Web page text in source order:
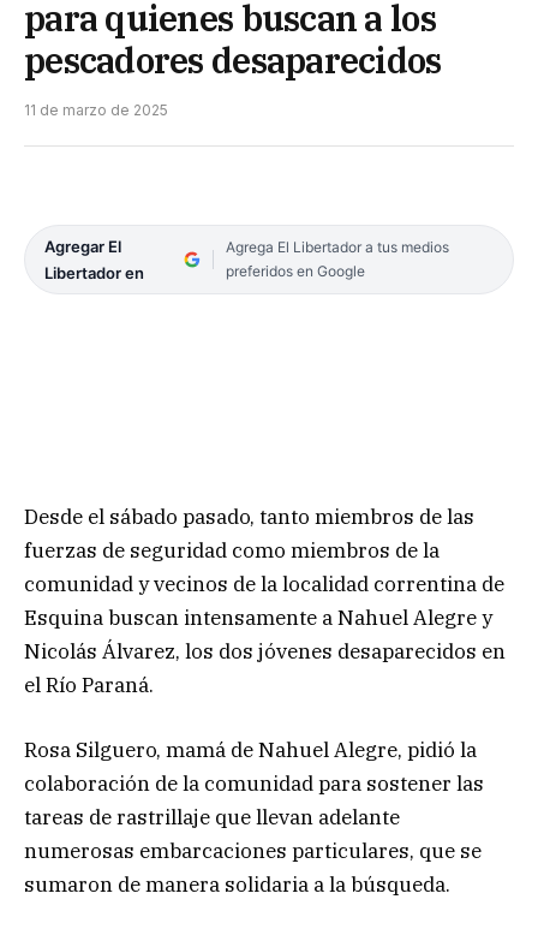
para quienes buscan a los
pescadores desaparecidos
11 de marzo de 2025
Agregar El
Libertador en
Agrega El Libertador a tus medios
preferidos en Google
Desde el sábado pasado, tanto miembros de las
fuerzas de seguridad como miembros de la
comunidad y vecinos de la localidad correntina de
Esquina buscan intensamente a Nahuel Alegre y
Nicolás Álvarez, los dos jóvenes desaparecidos en
el Río Paraná.
Rosa Silguero, mamá de Nahuel Alegre, pidió la
colaboración de la comunidad para sostener las
tareas de rastrillaje que llevan adelante
numerosas embarcaciones particulares, que se
sumaron de manera solidaria a la búsqueda.